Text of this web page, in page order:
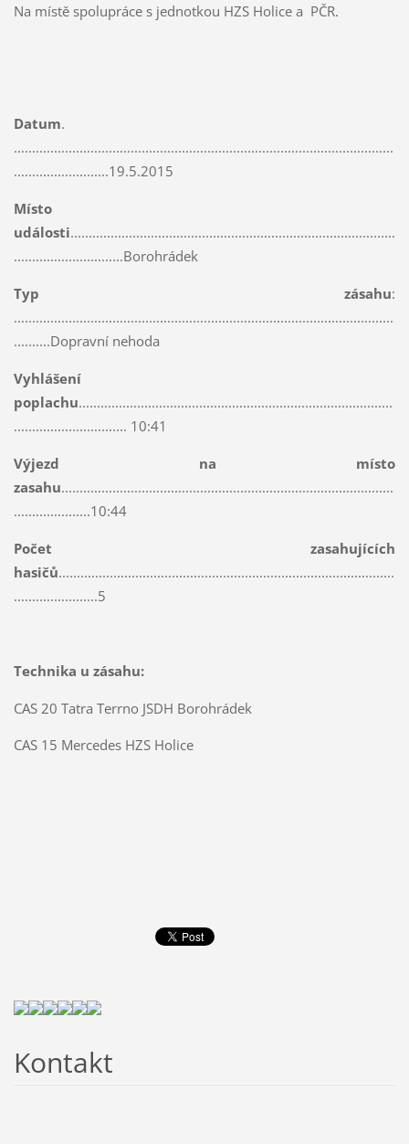
Na místě spolupráce s jednotkou HZS Holice a PČR.
Datum.
........................................................................................................
..........................19.5.2015
Místo
události.........................................................................................
..............................Borohrádek
Typ zásahu:
........................................................................................................
..........Dopravní nehoda
Vyhlášení
poplachu......................................................................................
............................... 10:41
Výjezd na místo
zasahu...........................................................................................
.....................10:44
Počet zasahujících
hasičů............................................................................................
.......................5
Technika u zásahu:
CAS 20 Tatra Terrno JSDH Borohrádek
CAS 15 Mercedes HZS Holice
Kontakt